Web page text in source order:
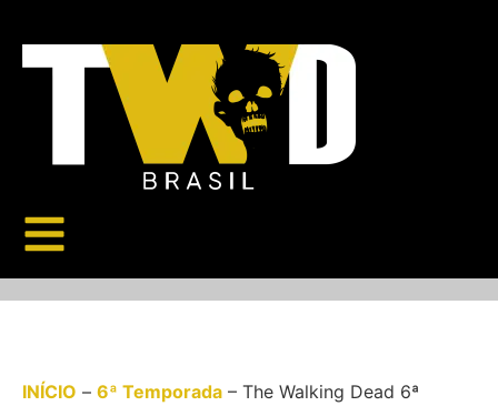
INÍCIO – 6ª Temporada – The Walking Dead 6ª